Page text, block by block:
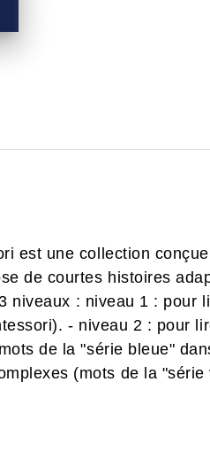
est une collection
de courtes histoires
niveaux : niveau 1 : pour
- niveau 2 : pour
de la "série bleue"
(mots de la